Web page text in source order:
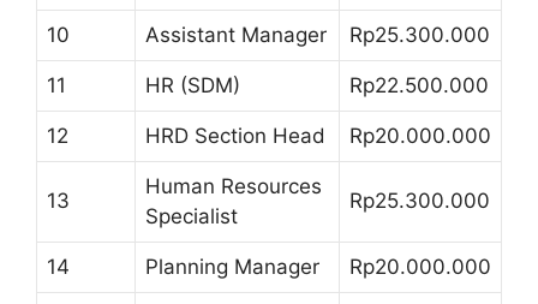
10 Assistant Manager Rp25.300.000
11 HR (SDM) Rp22.500.000
12 HRD Section Head Rp20.000.000
13
Human Resources
Specialist
Rp25.300.000
14 Planning Manager Rp20.000.000